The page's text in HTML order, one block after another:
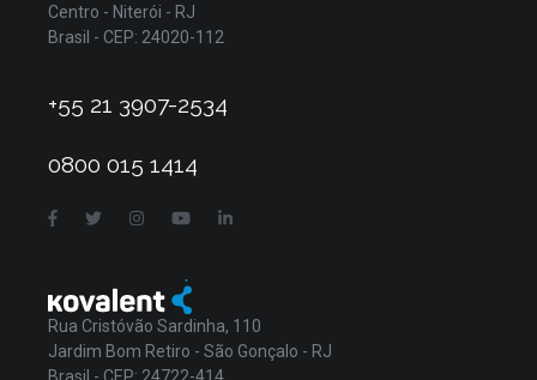
Centro - Niterói - RJ
Brasil - CEP: 24020-112
+55 21 3907-2534
0800 015 1414
Rua Cristóvão Sardinha, 110
Jardim Bom Retiro - São Gonçalo - RJ